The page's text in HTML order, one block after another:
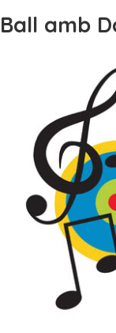
Ball amb